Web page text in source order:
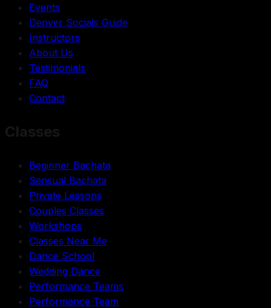
Events
Denver Socials Guide
Instructors
About Us
Testimonials
FAQ
Contact
Beginner Bachata
Sensual Bachata
Private Lessons
Couples Classes
Workshops
Classes Near Me
Dance School
Wedding Dance
Performance Teams
Performance Team